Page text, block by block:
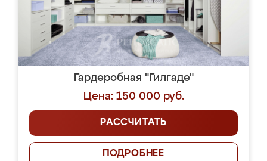
Гардеробная "Гилгаде"
Цена: 150 000 руб.
РАССЧИТАТЬ
ПОДРОБНЕЕ